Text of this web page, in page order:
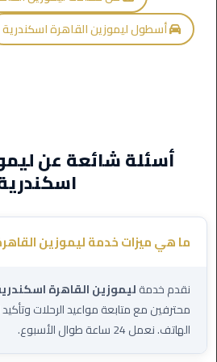
ليموزين
اون
ليموزين
ليموزين
الرحاب
التجمع
الخامس
ليموزين
أسطول ليموزين القاهرة اسكندرية
أسئلة شائعة عن
ما هي ميزات خدمة ليموزين
نقدم خدمةليموزين القاهرة
محترفين مع متابعة مواعيد الرحلات وتأكيد
الهاتف. نعمل 24 ساعة طوال الأسبوع.